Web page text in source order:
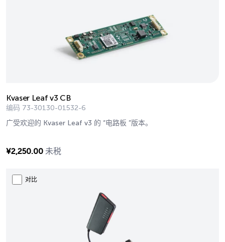
Kvaser Leaf v3 CB
编码 73-30130-01532-6
广受欢迎的 Kvaser Leaf v3 的 “电路板 ”版本。
¥2,250.00 未税
对比